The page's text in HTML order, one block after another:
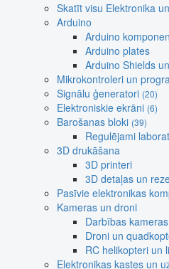
Skatīt visu Elektronika
Arduino
Arduino
Arduino plates
Arduino Shields
Mikrokontroleri un
Signālu ģeneratori (20)
Elektroniskie ekrāni (6)
Barošanas bloki (39)
Regulējami
3D drukāšana
3D printeri
3D detaļas un
Pasīvie elektronikas
Kameras un droni
Darbības kameras
Droni un
RC helikopteri un
Elektronikas kastes un